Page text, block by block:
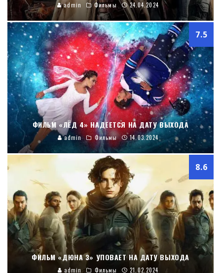
admin Фильмы 24.04.2024
7.5
ФИЛЬМ «ЛЁД 4» НАДЕЕТСЯ НА ДАТУ ВЫХОДА
admin Фильмы 14.03.2024
8.6
ФИЛЬМ «ДЮНА 3» УПОВАЕТ НА ДАТУ ВЫХОДА
admin Фильмы 21.02.2024